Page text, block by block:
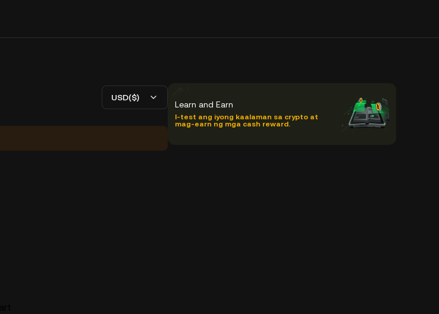
USD($)
Learn and Earn
I-test ang iyong kaalaman sa crypto at
mag-earn ng mga cash reward.